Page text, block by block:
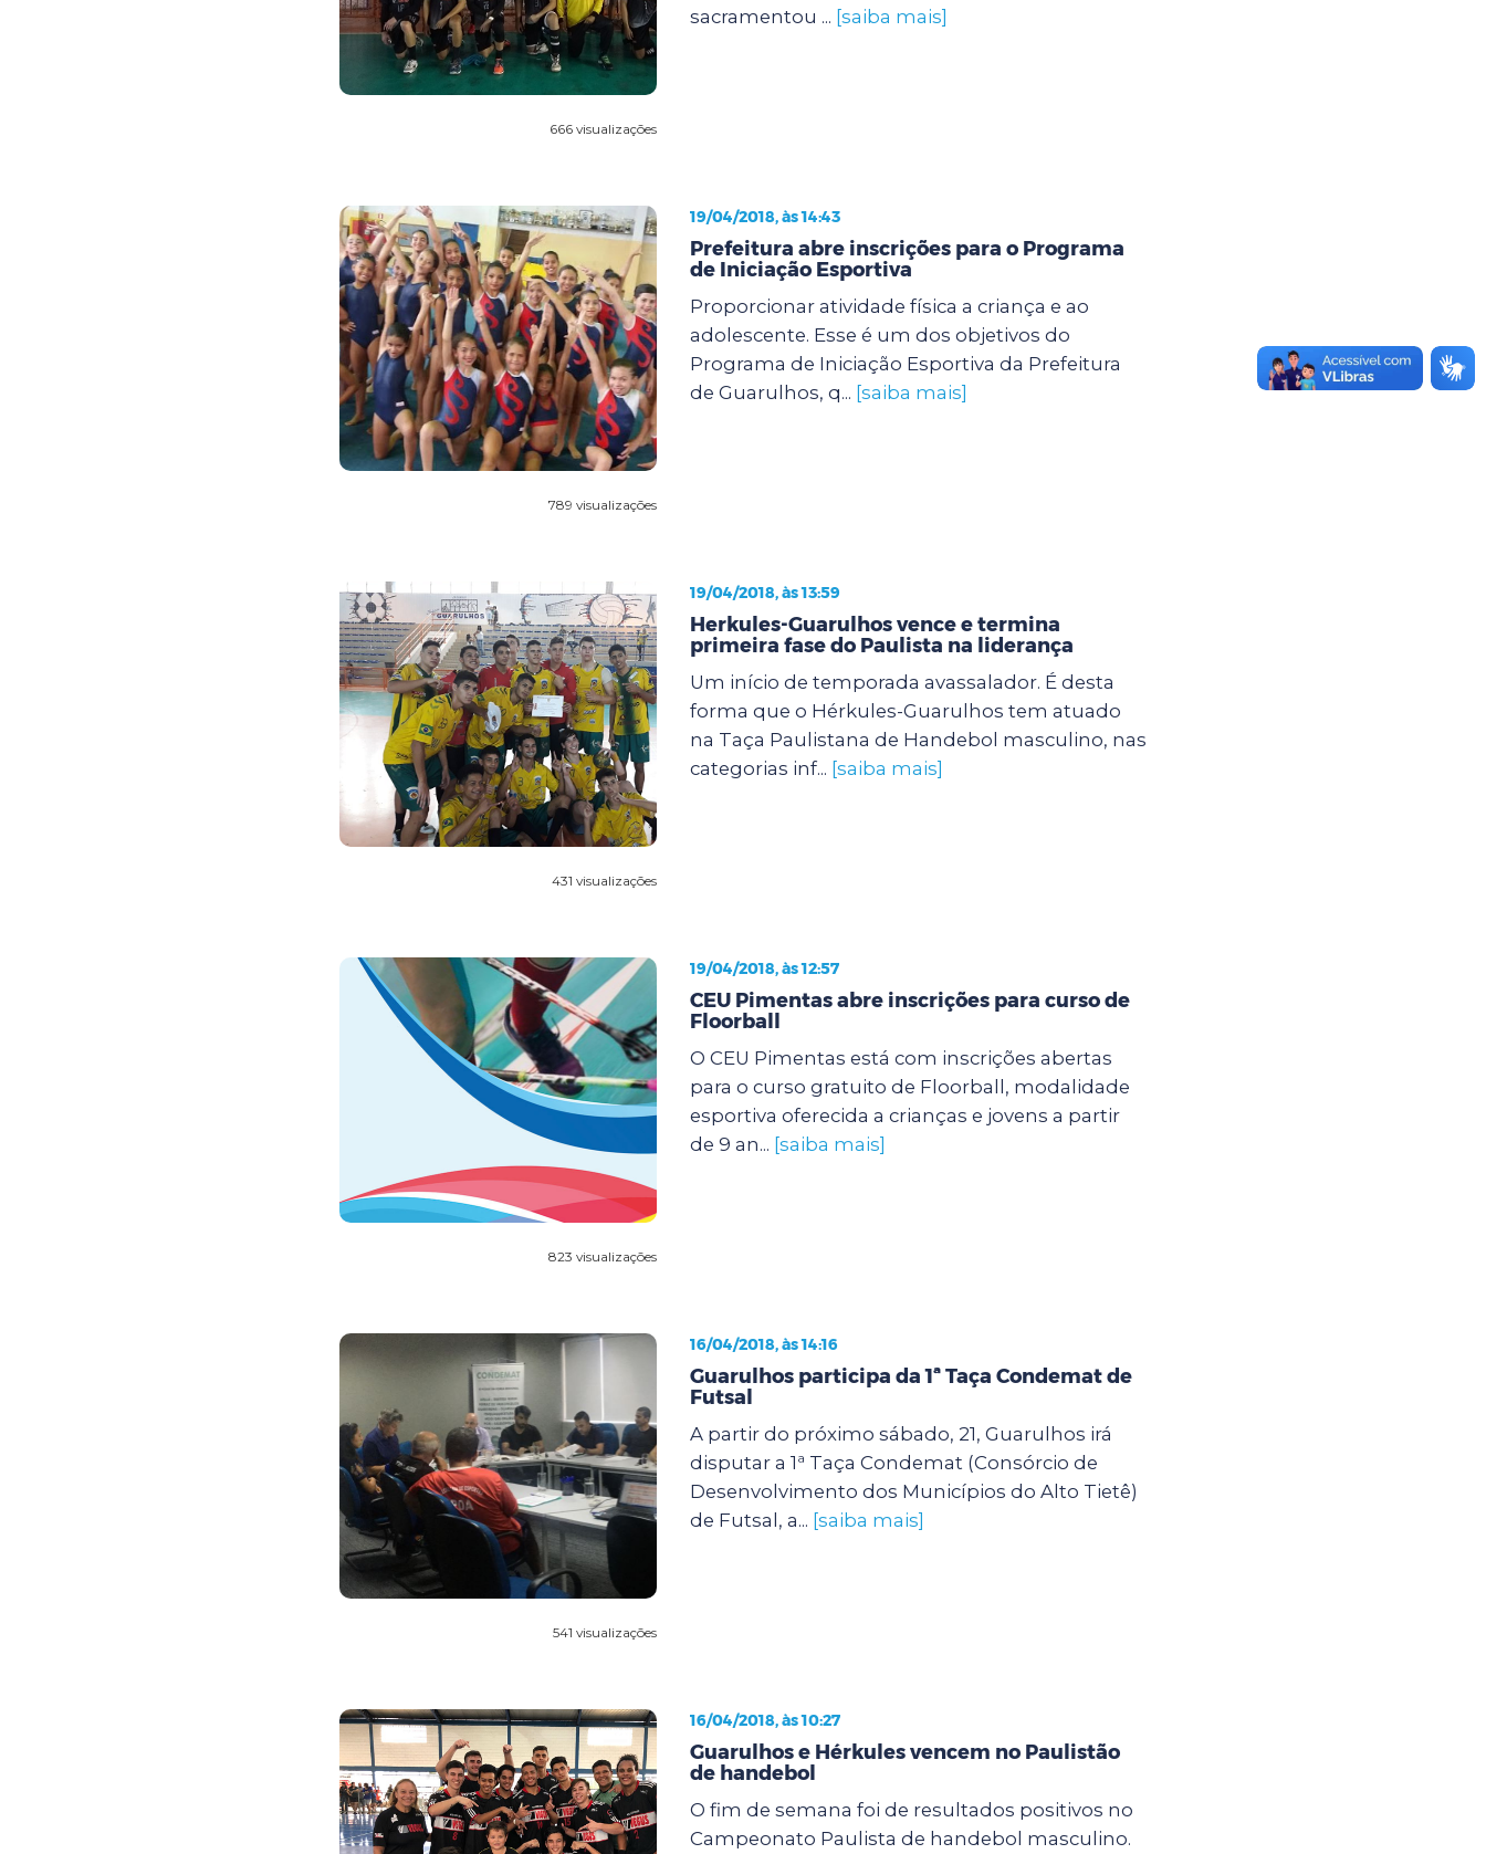
666 visualizações
sacramentou ... [saiba mais]
789 visualizações
19/04/2018, às 14:43
Prefeitura abre inscrições para o Programa
de Iniciação Esportiva
Proporcionar atividade física a criança e ao
adolescente. Esse é um dos objetivos do
Programa de Iniciação Esportiva da Prefeitura
de Guarulhos, q... [saiba mais]
431 visualizações
19/04/2018, às 13:59
Herkules-Guarulhos vence e termina
primeira fase do Paulista na liderança
Um início de temporada avassalador. É desta
forma que o Hérkules-Guarulhos tem atuado
na Taça Paulistana de Handebol masculino, nas
categorias inf... [saiba mais]
823 visualizações
19/04/2018, às 12:57
CEU Pimentas abre inscrições para curso de
Floorball
O CEU Pimentas está com inscrições abertas
para o curso gratuito de Floorball, modalidade
esportiva oferecida a crianças e jovens a partir
de 9 an... [saiba mais]
541 visualizações
16/04/2018, às 14:16
Guarulhos participa da 1ª Taça Condemat de
Futsal
A partir do próximo sábado, 21, Guarulhos irá
disputar a 1ª Taça Condemat (Consórcio de
Desenvolvimento dos Municípios do Alto Tietê)
de Futsal, a... [saiba mais]
16/04/2018, às 10:27
Guarulhos e Hérkules vencem no Paulistão
de handebol
O fim de semana foi de resultados positivos no
Campeonato Paulista de handebol masculino.